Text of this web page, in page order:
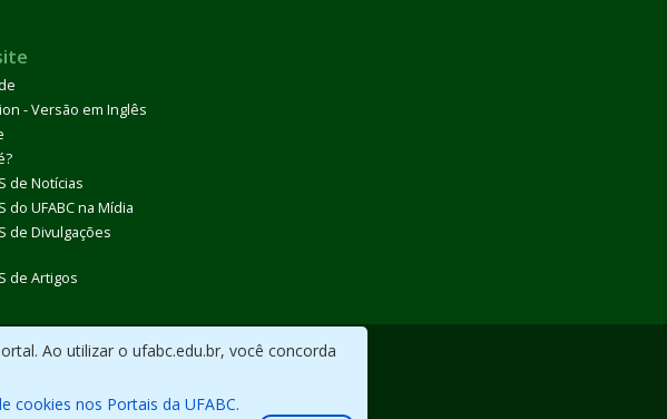
Ao utilizar o ufabc.edu.br, você concorda
cookies nos Portais da UFABC.
- Versão em Inglês
de Notícias
do UFABC na Mídia
de Divulgações
de Artigos